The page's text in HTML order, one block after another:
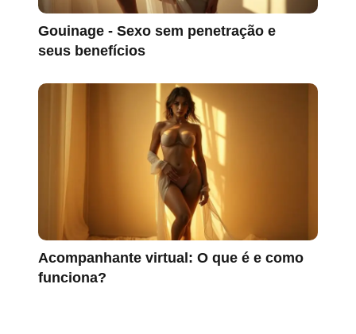
Gouinage - Sexo sem penetração e
seus benefícios
Acompanhante virtual: O que é e como
funciona?